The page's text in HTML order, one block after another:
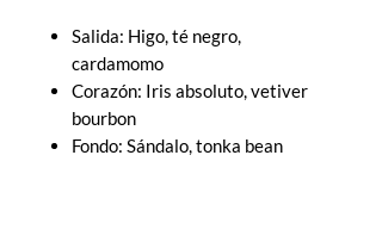
Salida: Higo, té negro,
cardamomo
Corazón: Iris absoluto, vetiver
bourbon
Fondo: Sándalo, tonka bean